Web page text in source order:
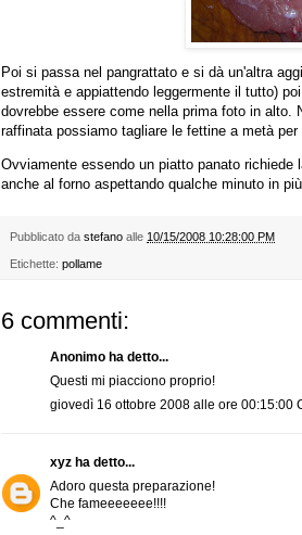
Poi si passa nel pangrattato e si dà un'altra
estremità e appiattendo leggermente il tutto)
dovrebbe essere come nella prima foto in
raffinata possiamo tagliare le fettine a metà
Ovviamente essendo un piatto panato
anche al forno aspettando qualche minuto in
Pubblicato da stefano alle 10/15/2008 10:28:00 PM
Etichette: pollame
6 commenti:
Anonimo ha detto...
Questi mi piacciono proprio!
giovedì 16 ottobre 2008 alle ore 00:15:00
xyz ha detto...
Adoro questa preparazione!
Che fameeeeeee!!!!
^_^